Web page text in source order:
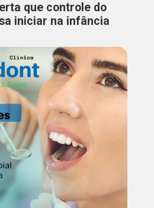
que controle do
iniciar na infância